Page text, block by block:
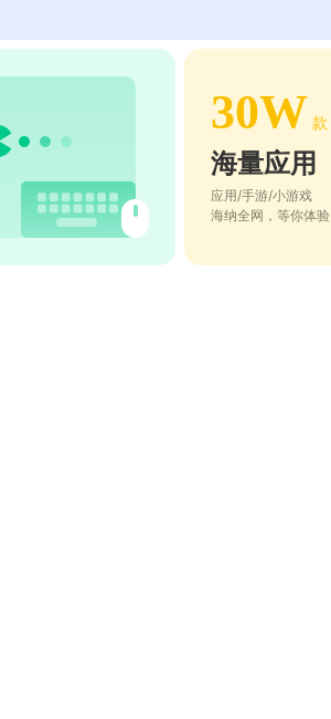
30W 款
海量应用
应用/手游/小游戏
海纳全网，等你体验